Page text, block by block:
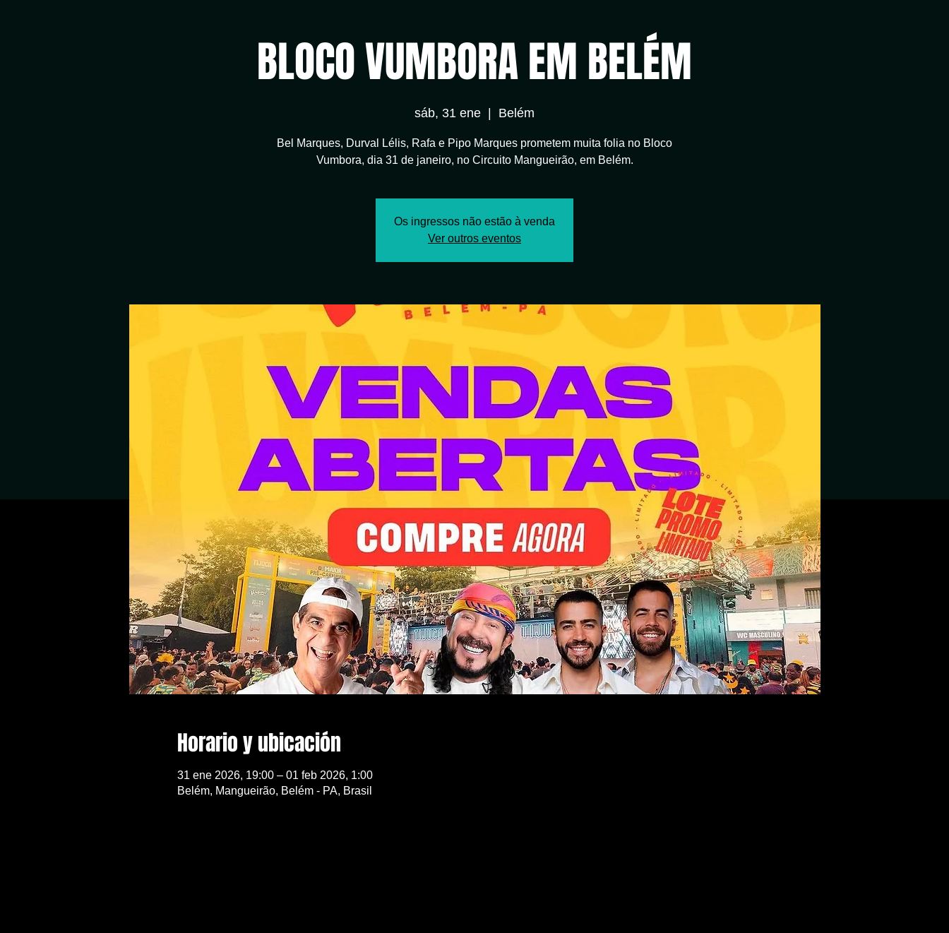
BLOCO VUMBORA EM BELÉM
sáb, 31 ene Belém
Bel Marques, Durval Lélis, Rafa e Pipo Marques prometem muita folia no Bloco
Vumbora, dia 31 de janeiro, no Circuito Mangueirão, em Belém.
Os ingressos não estão à venda
Ver outros eventos
Horario y ubicación
31 ene 2026, 19:00 – 01 feb 2026, 1:00
Belém, Mangueirão, Belém - PA, Brasil